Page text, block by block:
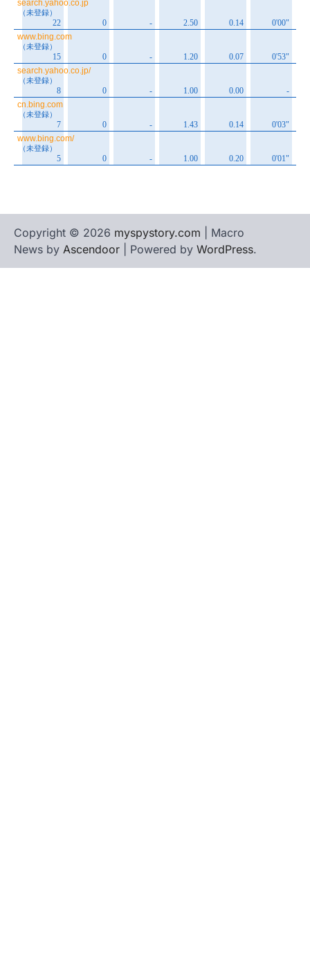
Copyright © 2026 myspystory.com | Macro
News by Ascendoor | Powered by WordPress.